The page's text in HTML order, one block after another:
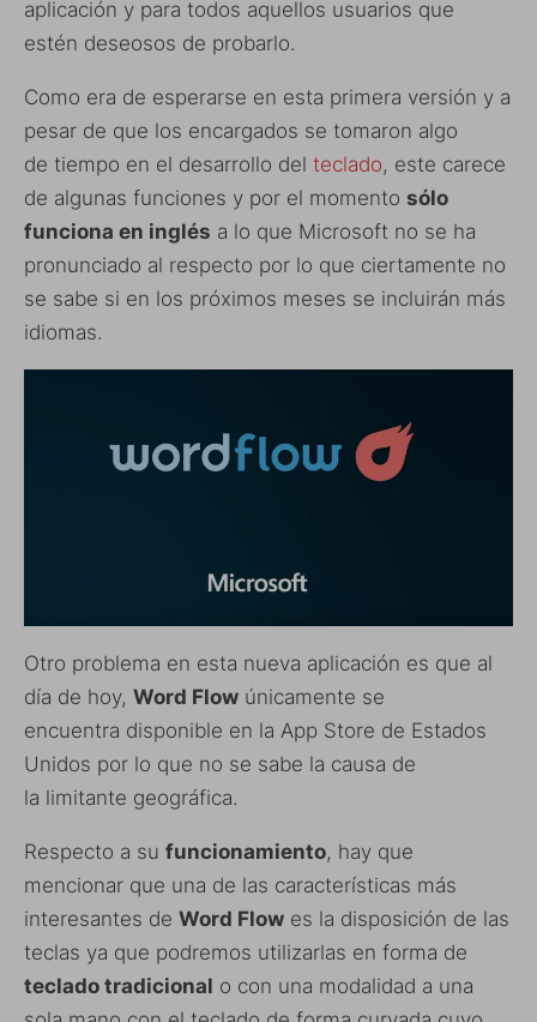
aplicación y para todos aquellos usuarios que
estén deseosos de probarlo.
Como era de esperarse en esta primera versión y a
pesar de que los encargados se tomaron algo
de tiempo en el desarrollo del teclado, este carece
de algunas funciones y por el momento sólo
funciona en inglés a lo que Microsoft no se ha
pronunciado al respecto por lo que ciertamente no
se sabe si en los próximos meses se incluirán más
idiomas.
Otro problema en esta nueva aplicación es que al
día de hoy, Word Flow únicamente se
encuentra disponible en la App Store de Estados
Unidos por lo que no se sabe la causa de
la limitante geográfica.
Respecto a su funcionamiento, hay que
mencionar que una de las características más
interesantes de Word Flow es la disposición de las
teclas ya que podremos utilizarlas en forma de
teclado tradicional o con una modalidad a una